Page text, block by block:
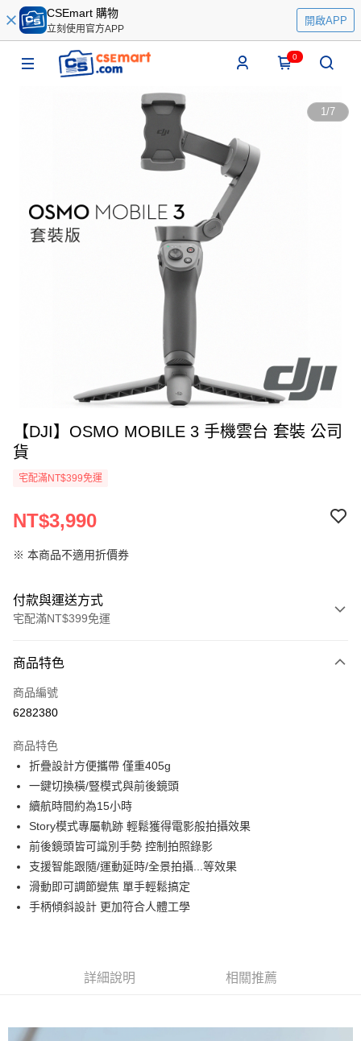
CSEmart 購物
立刻使用官方APP
開啟APP
0
1/7
【DJI】OSMO MOBILE 3 手機雲台 套裝 公司
貨
宅配滿NT$399免運
NT$3,990
※ 本商品不適用折價券
付款與運送方式
宅配滿NT$399免運
信用卡一次付款
信用卡分期付款
合作金庫商業銀行
華南商業銀行
上海商業儲蓄銀行
國泰世華商業銀行
臺灣中小企業銀行
台中商業銀行
匯豐（台灣）商業銀行
華泰商業銀行
聯邦商業銀行
遠東國際商業銀行
元大商業銀行
永豐商業銀行
玉山商業銀行
台新國際商業銀行
6 期 0 利率 每期
華南商業銀行
上海商業儲蓄銀行
國泰世華商業銀行
兆豐國際商業銀行
臺灣中小企業銀行
台中商業銀行
匯豐（台灣）商業銀行
華泰商業銀行
聯邦商業銀行
元大商業銀行
玉山商業銀行
12 期 0 利率 每期NT$332
合作金庫商業銀行
上海商業儲蓄銀行
台北富邦商業銀行
國泰世華商業銀行
兆豐國際商業銀行
臺灣中小企業銀行
台中商業銀行
匯豐（台灣）商業銀行
聯邦商業銀行
台灣樂天信用卡公司
LINE Pay
Apple Pay
街口支付
悠遊付
相關說明
商品特色
商品編號
6282380
商品特色
折疊設計方便攜帶 僅重405g
一鍵切換橫/豎模式與前後鏡頭
續航時間約為15小時
Story模式專屬軌跡 輕鬆獲得電影般拍攝效果
前後鏡頭皆可識別手勢 控制拍照錄影
支援智能跟隨/運動延時/全景拍攝...等效果
滑動即可調節變焦 單手輕鬆搞定
手柄傾斜設計 更加符合人體工學
詳細說明 相關推薦